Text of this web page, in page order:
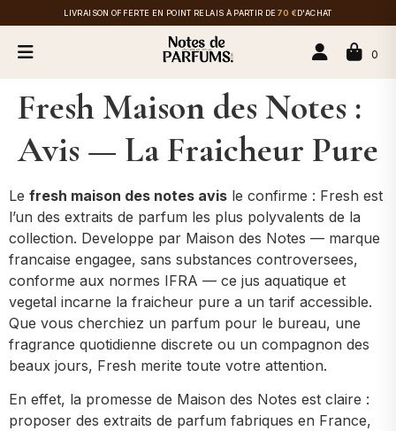
LIVRAISON OFFERTE EN POINT RELAIS À PARTIR DE 70 €D'ACHAT
0
Fresh Maison des Notes :
Avis — La Fraicheur Pure
Le fresh maison des notes avis le confirme : Fresh est
l’un des extraits de parfum les plus polyvalents de la
collection. Developpe par Maison des Notes — marque
francaise engagee, sans substances controversees,
conforme aux normes IFRA — ce jus aquatique et
vegetal incarne la fraicheur pure a un tarif accessible.
Que vous cherchiez un parfum pour le bureau, une
fragrance quotidienne discrete ou un compagnon des
beaux jours, Fresh merite toute votre attention.
En effet, la promesse de Maison des Notes est claire :
proposer des extraits de parfum fabriques en France,